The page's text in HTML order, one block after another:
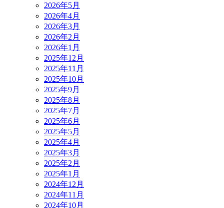
2026年5月
2026年4月
2026年3月
2026年2月
2026年1月
2025年12月
2025年11月
2025年10月
2025年9月
2025年8月
2025年7月
2025年6月
2025年5月
2025年4月
2025年3月
2025年2月
2025年1月
2024年12月
2024年11月
2024年10月